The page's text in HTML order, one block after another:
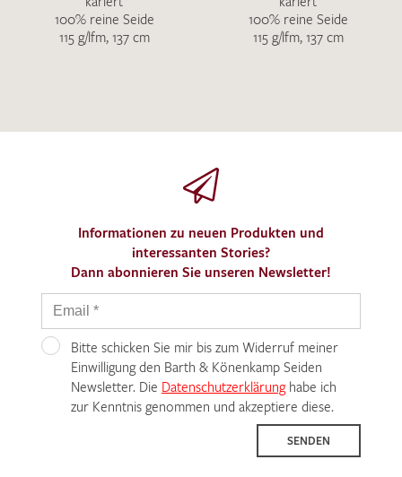
100% reine Seide
115 g/lfm, 137 cm
100% reine Seide
115 g/lfm, 137 cm
Informationen zu neuen Produkten und
interessanten Stories?
Dann abonnieren Sie unseren Newsletter!
Bitte schicken Sie mir bis zum Widerruf meiner
Einwilligung den Barth & Könenkamp Seiden
Newsletter. Die Datenschutzerklärunghabe ich
zur Kenntnis genommen und akzeptiere diese.
SENDEN